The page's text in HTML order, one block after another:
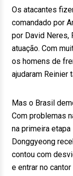
Os atacantes
comandado por
por David Neres,
atuação. Com
os homens de
ajudaram Reinier
Mas o Brasil
Com problemas
na primeira
Donggyeong
contou com
e entrar no